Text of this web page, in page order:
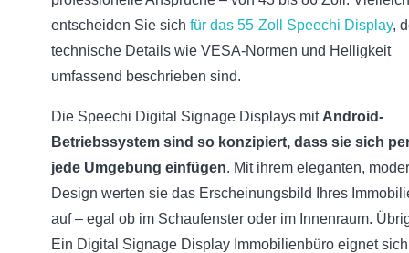
entscheiden Sie sich für das 55-Zoll Speechi Display,
technische Details wie VESA-Normen und Helligkeit
umfassend beschrieben sind.
Die Speechi Digital Signage Displays mit Android-
Betriebssystem sind so konzipiert, dass sie sich
jede Umgebung einfügen. Mit ihrem eleganten,
Design werten sie das Erscheinungsbild Ihres
auf – egal ob im Schaufenster oder im Innenraum.
Ein Digital Signage Display Immobilienbüro eignet